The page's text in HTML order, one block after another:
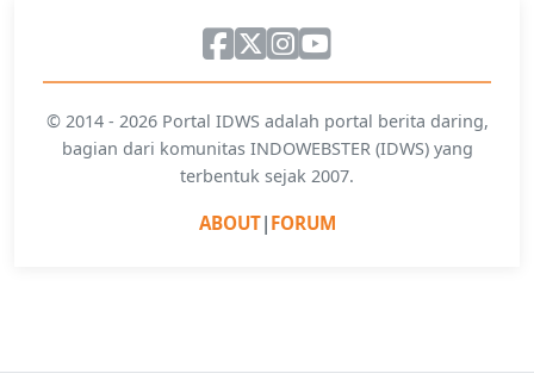
© 2014 - 2026 Portal IDWS adalah portal berita daring,
bagian dari komunitas INDOWEBSTER (IDWS) yang
terbentuk sejak 2007.
ABOUT| FORUM